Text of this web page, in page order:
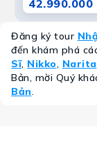
42.990.000
Đăng ký tour
đến khám phá
Sĩ, Nikko, Narita
Bản, mời Quý
Bản.